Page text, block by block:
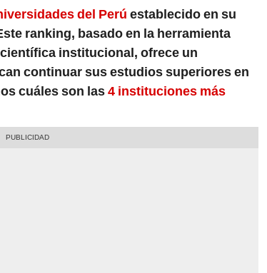
del Perú establecido en su
ranking, basado en la herramienta
institucional, ofrece un
continuar sus estudios superiores en
cuáles son las4 instituciones más